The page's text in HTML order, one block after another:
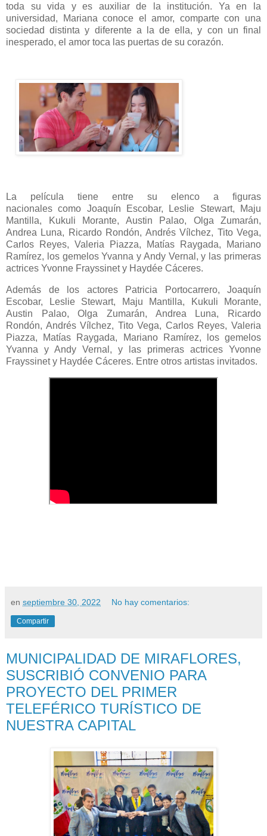
toda su vida y es auxiliar de la institución. Ya en la
universidad, Mariana conoce el amor, comparte con una
sociedad distinta y diferente a la de ella, y con un final
inesperado, el amor toca las puertas de su corazón.
La película tiene entre su elenco a figuras
nacionales como Joaquín Escobar, Leslie Stewart, Maju
Mantilla, Kukuli Morante, Austin Palao, Olga Zumarán,
Andrea Luna, Ricardo Rondón, Andrés Vílchez, Tito Vega,
Carlos Reyes, Valeria Piazza, Matías Raygada, Mariano
Ramírez, los gemelos Yvanna y Andy Vernal, y las primeras
actrices Yvonne Frayssinet y Haydée Cáceres.
Además de los actores Patricia Portocarrero, Joaquín
Escobar, Leslie Stewart, Maju Mantilla, Kukuli Morante,
Austin Palao, Olga Zumarán, Andrea Luna, Ricardo
Rondón, Andrés Vílchez, Tito Vega, Carlos Reyes, Valeria
Piazza, Matías Raygada, Mariano Ramírez, los gemelos
Yvanna y Andy Vernal, y las primeras actrices Yvonne
Frayssinet y Haydée Cáceres. Entre otros artistas invitados.
en septiembre 30, 2022 No hay comentarios:
Compartir
MUNICIPALIDAD DE MIRAFLORES,
SUSCRIBIÓ CONVENIO PARA
PROYECTO DEL PRIMER
TELEFÉRICO TURÍSTICO DE
NUESTRA CAPITAL